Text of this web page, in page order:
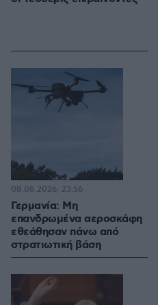
Γερμανία: Μη
επανδρωμένα αεροσκάφη
εθεάθησαν πάνω από
στρατιωτική βάση
08.08.2026, 23:56